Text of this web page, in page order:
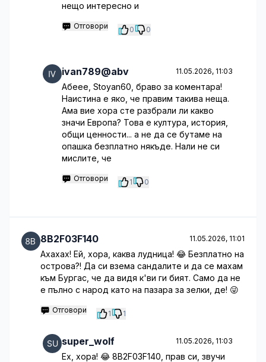
нещо интересно и
Отговори 0 0
ivan789@abv 11.05.2026, 11:03
Абеее, Stoyan60, браво за коментара!
Наистина е яко, че правим такива неща.
Ама вие хора сте разбрали ли какво
значи Европа? Това е култура, история,
общи ценности... а не да се бутаме на
опашка безплатно някъде. Нали не си
мислите, че
Отговори 1 0
8B2F03F140 11.05.2026, 11:01
Ахахах! Ей, хора, каква лудница! 😂 Безплатно на
острова?! Да си взема сандалите и да се махам
към Бургас, че да видя к'ви ги бият. Само да не
е пълно с народ като на пазара за зелки, де! 😜
Отговори 1 1
super_wolf 11.05.2026, 11:03
Ех, хора! 😂 8B2F03F140, прав си, звучи